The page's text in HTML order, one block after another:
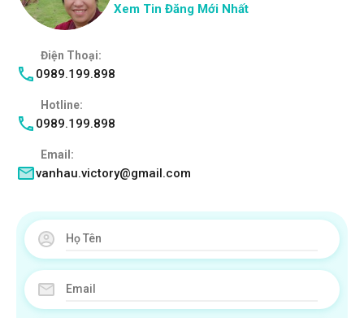
Xem Tin Đăng Mới Nhất
Điện Thoại:
0989.199.898
Hotline:
0989.199.898
Email:
vanhau.victory@gmail.com